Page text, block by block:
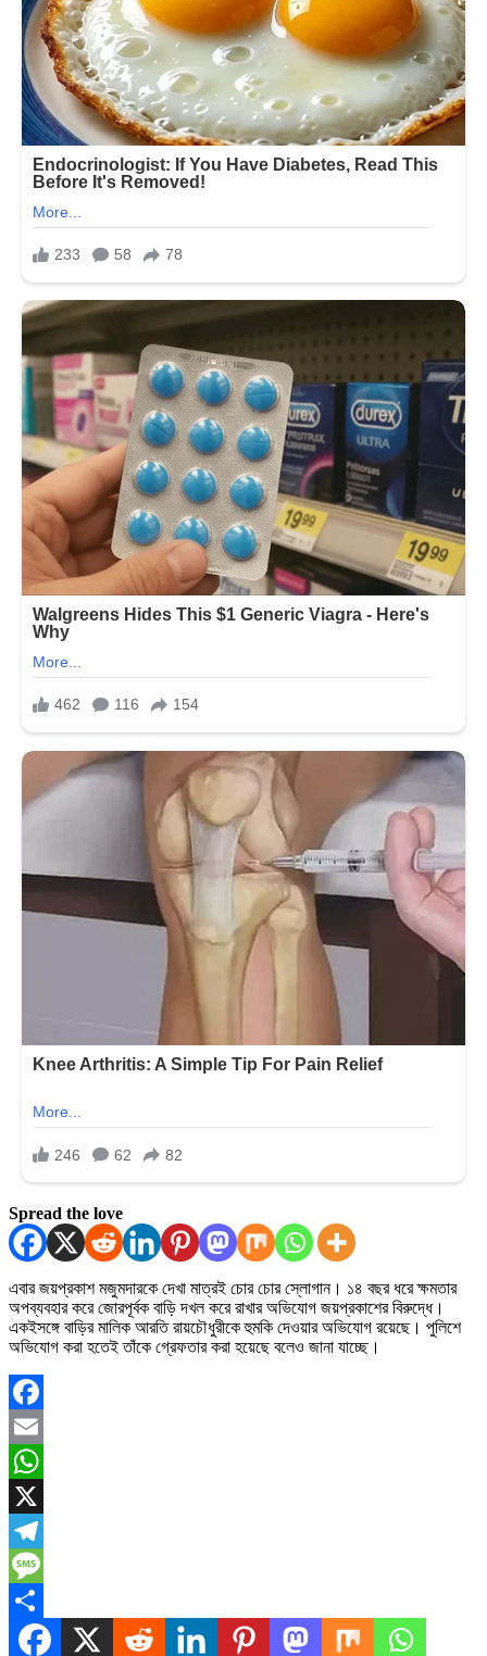
Spread the love
এবার জয়প্রকাশ মজুমদারকে দেখা মাত্রই চোর চোর স্লোগান। ১৪ বছর ধরে ক্ষমতার
অপব্যবহার করে জোরপূর্বক বাড়ি দখল করে রাখার অভিযোগ জয়প্রকাশের বিরুদ্ধে।
একইসঙ্গে বাড়ির মালিক আরতি রায়চৌধুরীকে হুমকি দেওয়ার অভিযোগ রয়েছে। পুলিশে
অভিযোগ করা হতেই তাঁকে গ্রেফতার করা হয়েছে বলেও জানা যাচ্ছে।
Facebook
Email
WhatsApp
X
Telegram
Message
Share